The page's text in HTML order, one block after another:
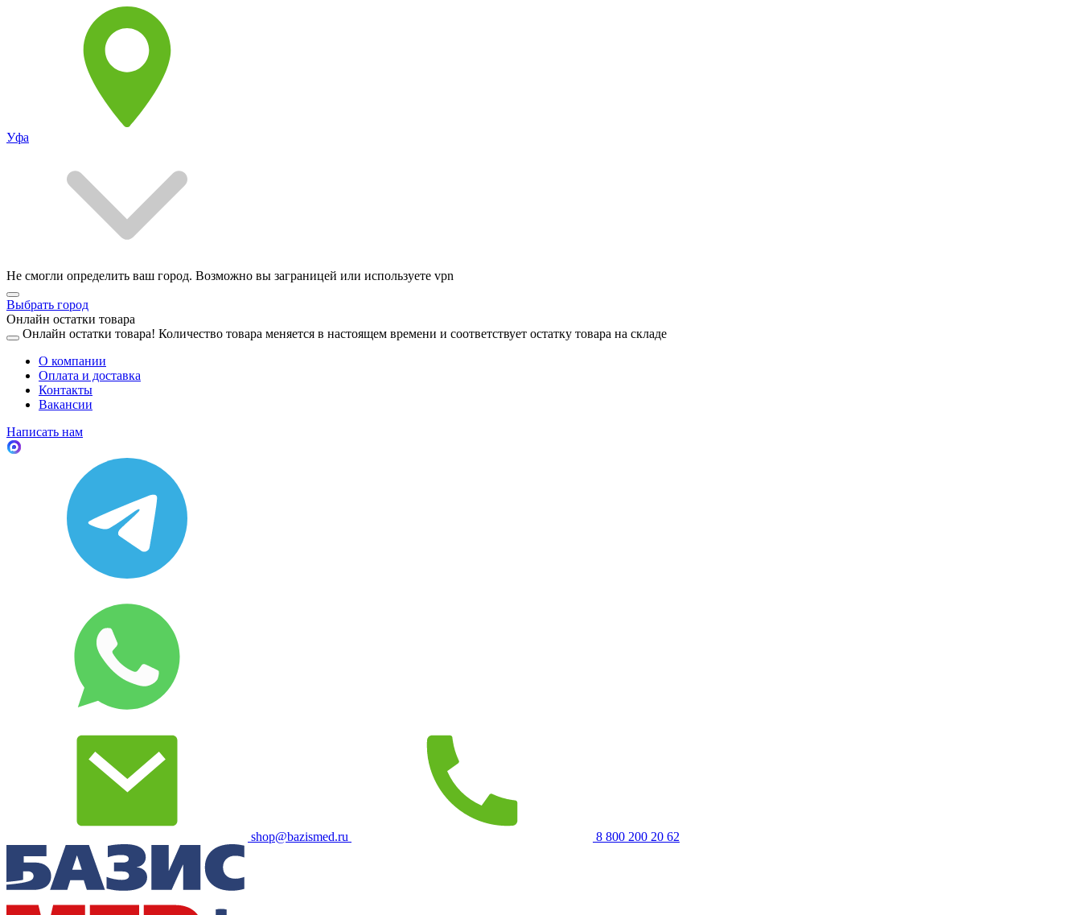
Уфа
Не смогли определить ваш город. Возможно вы заграницей или используете vpn
Выбрать город
Онлайн остатки товара
Онлайн остатки товара! Количество товара меняется в настоящем времени и соответствует остатку товара на складе
О компании
Оплата и доставка
Контакты
Вакансии
Написать нам
shop@bazismed.ru 8 800 200 20 62